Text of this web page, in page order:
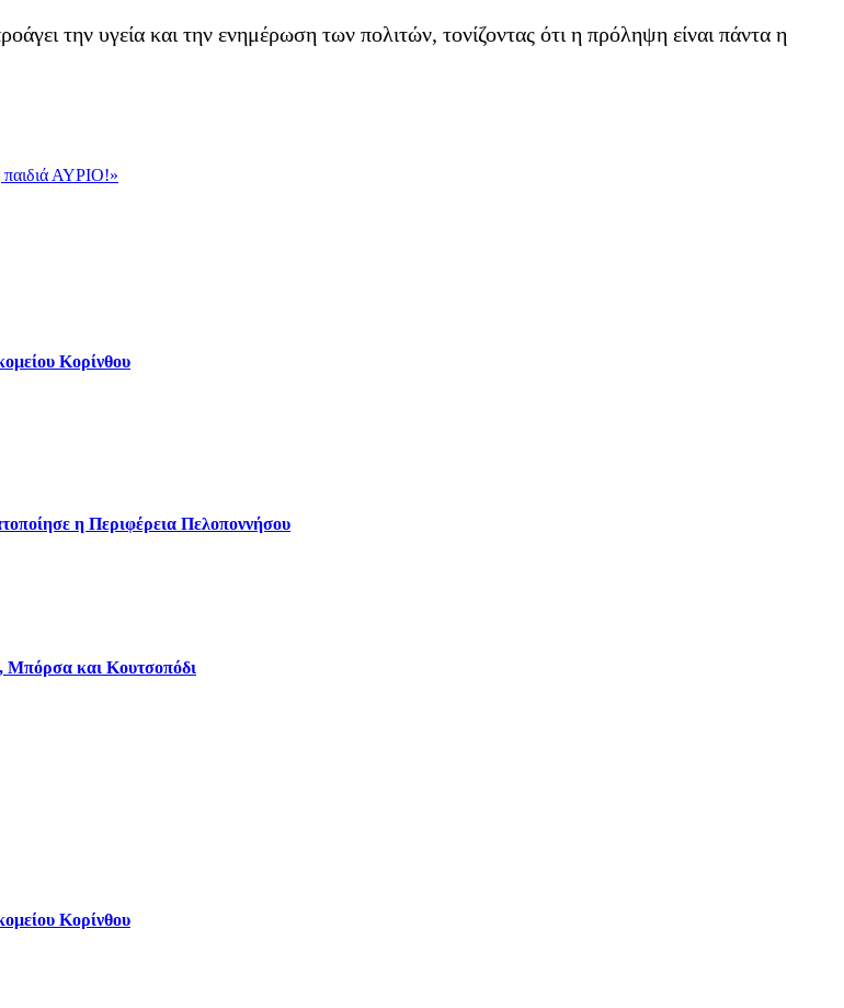
την υγεία και την ενημέρωση των πολιτών, τονίζοντας ότι η πρόληψη είναι πάντα η
παιδιά ΑΥΡΙΟ!»
Κορίνθου
η Περιφέρεια Πελοποννήσου
Μπόρσα και Κουτσοπόδι
Κορίνθου